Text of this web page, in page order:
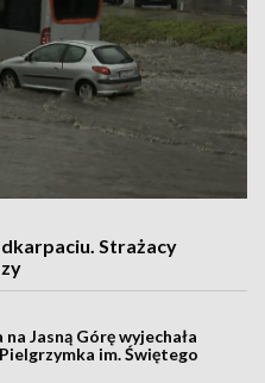
Strażacy
na Jasną Górę wyjechała
im. Świętego